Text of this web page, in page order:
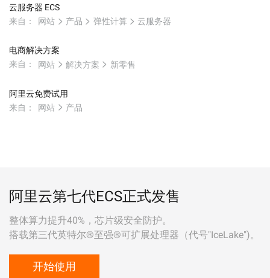
云服务器 ECS
来自：
网站 产品 弹性计算 云服务器
电商解决方案
来自：
网站 解决方案 新零售
阿里云免费试用
来自：
网站 产品
阿里云第七代ECS正式发售
整体算力提升40%，芯片级安全防护。
搭载第三代英特尔®至强®可扩展处理器（代号"IceLake")。
开始使用